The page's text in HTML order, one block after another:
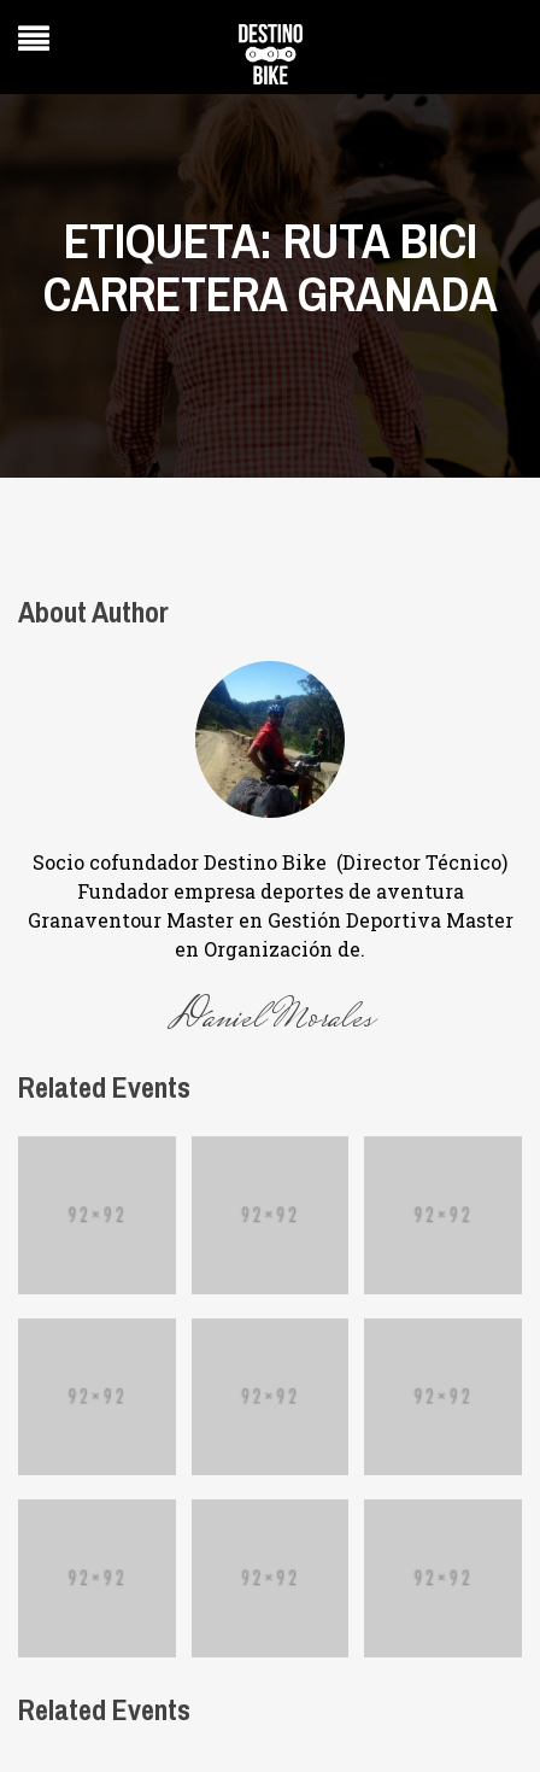
ETIQUETA:RUTA BICI
CARRETERA GRANADA
About Author
Socio cofundador Destino Bike (Director Técnico)
Fundador empresa deportes de aventura
Granaventour Master en Gestión Deportiva Master
en Organización de.
Daniel Morales
Related Events
Related Events